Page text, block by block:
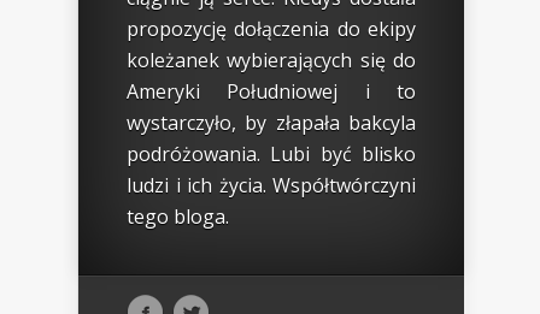
propozycję dołączenia do ekipy
koleżanek wybierających się do
Ameryki Południowej i to
wystarczyło, by złapała bakcyla
podróżowania. Lubi być blisko
ludzi i ich życia. Współtwórczyni
tego bloga.